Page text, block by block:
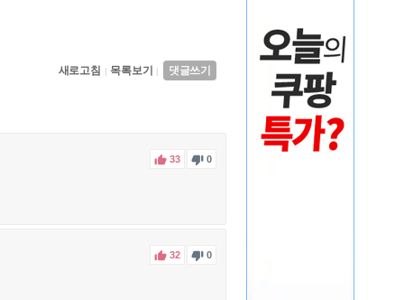
새로고침 | 목록보기 | 댓글쓰기
 33  0
 32  0